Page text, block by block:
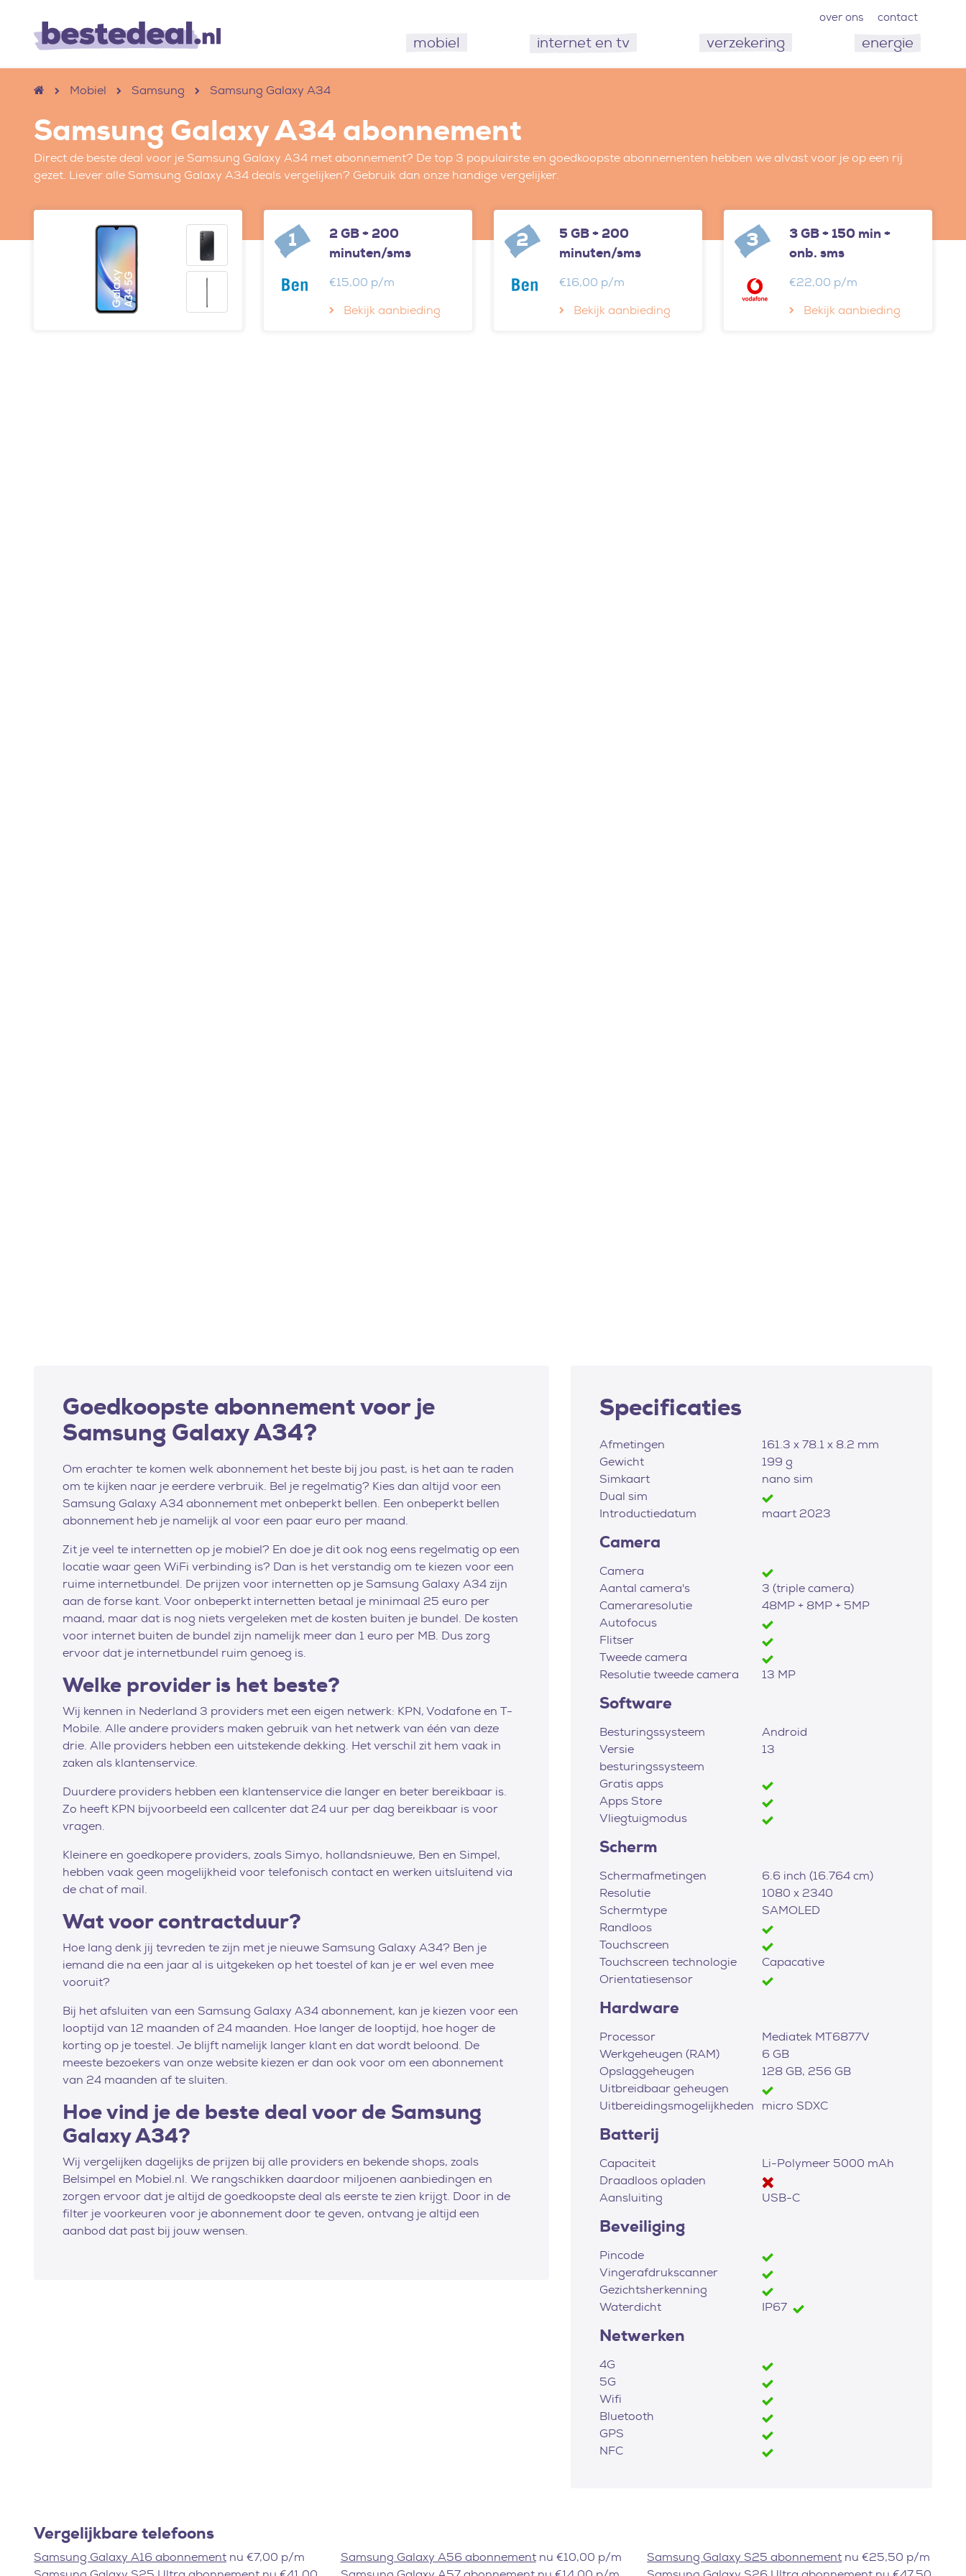
over ons contact
mobiel internet en tv verzekering energie
Mobiel Samsung Samsung Galaxy A34
Samsung Galaxy A34 abonnement
Direct de beste deal voor je Samsung Galaxy A34 met abonnement? De top 3 populairste en goedkoopste abonnementen hebben we alvast voor je op een rij
gezet. Liever alle Samsung Galaxy A34 deals vergelijken? Gebruik dan onze handige vergelijker.
1
2 GB + 200
minuten/sms
€15,00 p/m
Bekijk aanbieding
2
5 GB + 200
minuten/sms
€16,00 p/m
Bekijk aanbieding
3
3 GB + 150 min +
onb. sms
€22,00 p/m
Bekijk aanbieding
Goedkoopste abonnement voor je
Samsung Galaxy A34?
Om erachter te komen welk abonnement het beste bij jou past, is het aan te raden
om te kijken naar je eerdere verbruik. Bel je regelmatig? Kies dan altijd voor een
Samsung Galaxy A34 abonnement met onbeperkt bellen. Een onbeperkt bellen
abonnement heb je namelijk al voor een paar euro per maand.
Zit je veel te internetten op je mobiel? En doe je dit ook nog eens regelmatig op een
locatie waar geen WiFi verbinding is? Dan is het verstandig om te kiezen voor een
ruime internetbundel. De prijzen voor internetten op je Samsung Galaxy A34 zijn
aan de forse kant. Voor onbeperkt internetten betaal je minimaal 25 euro per
maand, maar dat is nog niets vergeleken met de kosten buiten je bundel. De kosten
voor internet buiten de bundel zijn namelijk meer dan 1 euro per MB. Dus zorg
ervoor dat je internetbundel ruim genoeg is.
Welke provider is het beste?
Wij kennen in Nederland 3 providers met een eigen netwerk: KPN, Vodafone en T-
Mobile. Alle andere providers maken gebruik van het netwerk van één van deze
drie. Alle providers hebben een uitstekende dekking. Het verschil zit hem vaak in
zaken als klantenservice.
Duurdere providers hebben een klantenservice die langer en beter bereikbaar is.
Zo heeft KPN bijvoorbeeld een callcenter dat 24 uur per dag bereikbaar is voor
vragen.
Kleinere en goedkopere providers, zoals Simyo, hollandsnieuwe, Ben en Simpel,
hebben vaak geen mogelijkheid voor telefonisch contact en werken uitsluitend via
de chat of mail.
Wat voor contractduur?
Hoe lang denk jij tevreden te zijn met je nieuwe Samsung Galaxy A34? Ben je
iemand die na een jaar al is uitgekeken op het toestel of kan je er wel even mee
vooruit?
Bij het afsluiten van een Samsung Galaxy A34 abonnement, kan je kiezen voor een
looptijd van 12 maanden of 24 maanden. Hoe langer de looptijd, hoe hoger de
korting op je toestel. Je blijft namelijk langer klant en dat wordt beloond. De
meeste bezoekers van onze website kiezen er dan ook voor om een abonnement
van 24 maanden af te sluiten.
Hoe vind je de beste deal voor de Samsung
Galaxy A34?
Wij vergelijken dagelijks de prijzen bij alle providers en bekende shops, zoals
Belsimpel en Mobiel.nl. We rangschikken daardoor miljoenen aanbiedingen en
zorgen ervoor dat je altijd de goedkoopste deal als eerste te zien krijgt. Door in de
filter je voorkeuren voor je abonnement door te geven, ontvang je altijd een
aanbod dat past bij jouw wensen.
Specificaties
Afmetingen
161.3 x 78.1 x 8.2 mm
Gewicht
199 g
Simkaart
nano sim
Dual sim
Introductiedatum
maart 2023
Camera
Camera
Aantal camera's
3 (triple camera)
Cameraresolutie
48MP + 8MP + 5MP
Autofocus
Flitser
Tweede camera
Resolutie tweede camera
13 MP
Software
Besturingssysteem
Android
Versie
besturingssysteem
13
Gratis apps
Apps Store
Vliegtuigmodus
Scherm
Schermafmetingen
6.6 inch (16.764 cm)
Resolutie
1080 x 2340
Schermtype
SAMOLED
Randloos
Touchscreen
Touchscreen technologie
Capacative
Orientatiesensor
Hardware
Processor
Mediatek MT6877V
Werkgeheugen (RAM)
6 GB
Opslaggeheugen
128 GB, 256 GB
Uitbreidbaar geheugen
Uitbereidingsmogelijkheden
micro SDXC
Batterij
Capaciteit
Li-Polymeer 5000 mAh
Draadloos opladen
Aansluiting
USB-C
Beveiliging
Pincode
Vingerafdrukscanner
Gezichtsherkenning
Waterdicht
IP67
Netwerken
4G
5G
Wifi
Bluetooth
GPS
NFC
Vergelijkbare telefoons
Samsung Galaxy A16 abonnement nu €7,00 p/m Samsung Galaxy A56 abonnementnu €10,00 p/m Samsung Galaxy S25 abonnement nu €25,50 p/m